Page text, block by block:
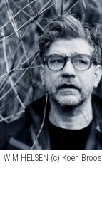
WIM HELSEN (c) Koen Broos